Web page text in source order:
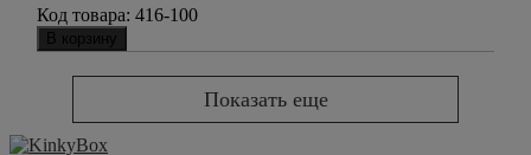
Код товара: 416-100
В корзину
Показать еще